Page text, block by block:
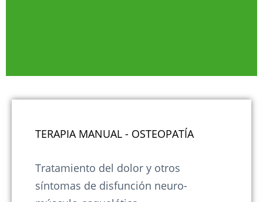
TERAPIA MANUAL - OSTEOPATÍA
Tratamiento del dolor y otros
síntomas de disfunción neuro-